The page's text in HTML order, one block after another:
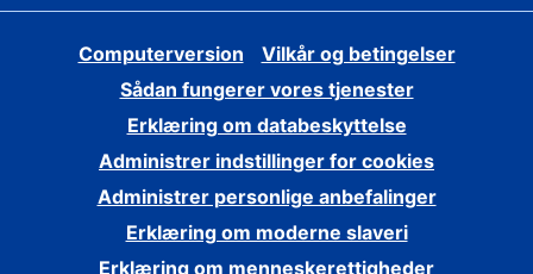
Computerversion
Vilkår og betingelser
Sådan fungerer vores tjenester
Erklæring om databeskyttelse
Administrer indstillinger for cookies
Administrer personlige anbefalinger
Erklæring om moderne slaveri
Erklæring om menneskerettigheder